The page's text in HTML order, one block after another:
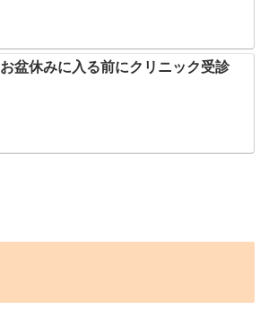
お盆休みに入る前にクリニック受診